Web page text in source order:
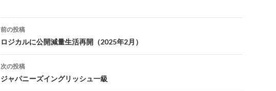
投
稿
ナ
ビ
前の投稿
ロジカルに公開減量生活再開（2025年2月）
次の投稿
ジャパニーズイングリッシュ一級